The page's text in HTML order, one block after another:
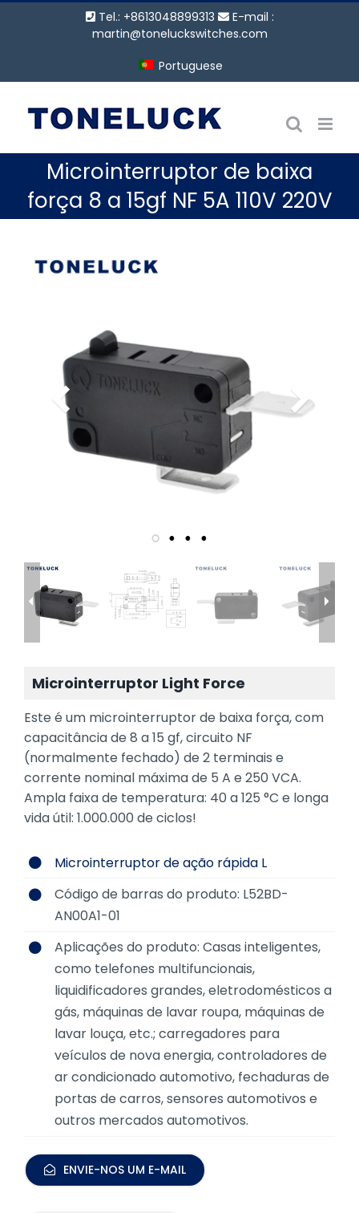
Tel.: +8613048899313
E-mail :
martin@toneluckswitches.com
Portuguese
Microinterruptor de baixa
força 8 a 15gf NF 5A 110V 220V
Microinterruptor Light Force
Este é um microinterruptor de baixa força, com
capacitância de 8 a 15 gf, circuito NF
(normalmente fechado) de 2 terminais e
corrente nominal máxima de 5 A e 250 VCA.
Ampla faixa de temperatura: 40 a 125 °C e longa
vida útil: 1.000.000 de ciclos!
Microinterruptor de ação rápida L
Código de barras do produto: L52BD-
AN00A1-01
Aplicações do produto: Casas inteligentes,
como telefones multifuncionais,
liquidificadores grandes, eletrodomésticos a
gás, máquinas de lavar roupa, máquinas de
lavar louça, etc.; carregadores para
veículos de nova energia, controladores de
ar condicionado automotivo, fechaduras de
portas de carros, sensores automotivos e
outros mercados automotivos.
ENVIE-NOS UM E-MAIL